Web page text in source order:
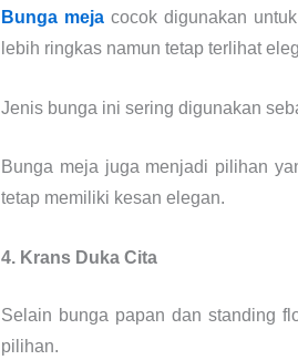
Bunga mejacocok digunakan
lebih ringkas namun tetap terlihat
Jenis bunga ini sering digunakan
Bunga meja juga menjadi pilihan
tetap memiliki kesan elegan.
4. Krans Duka Cita
Selain bunga papan dan standing
pilihan.